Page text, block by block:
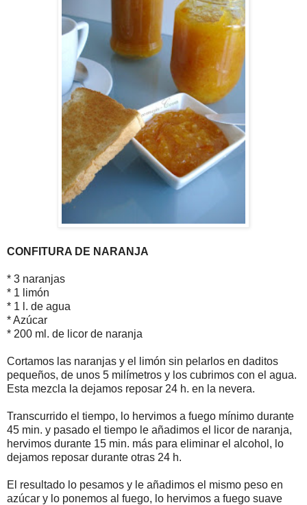
CONFITURA DE NARANJA
* 3 naranjas
* 1 limón
* 1 l. de agua
* Azúcar
* 200 ml. de licor de naranja
Cortamos las naranjas y el limón sin pelarlos en daditos
pequeños, de unos 5 milímetros y los cubrimos con el agua.
Esta mezcla la dejamos reposar 24 h. en la nevera.
Transcurrido el tiempo, lo hervimos a fuego mínimo durante
45 min. y pasado el tiempo le añadimos el licor de naranja,
hervimos durante 15 min. más para eliminar el alcohol, lo
dejamos reposar durante otras 24 h.
El resultado lo pesamos y le añadimos el mismo peso en
azúcar y lo ponemos al fuego, lo hervimos a fuego suave